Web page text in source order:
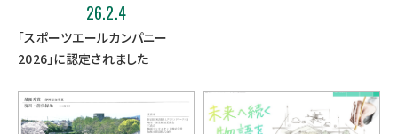
26.2.4
「スポーツエールカンパニー
2026」に認定されました